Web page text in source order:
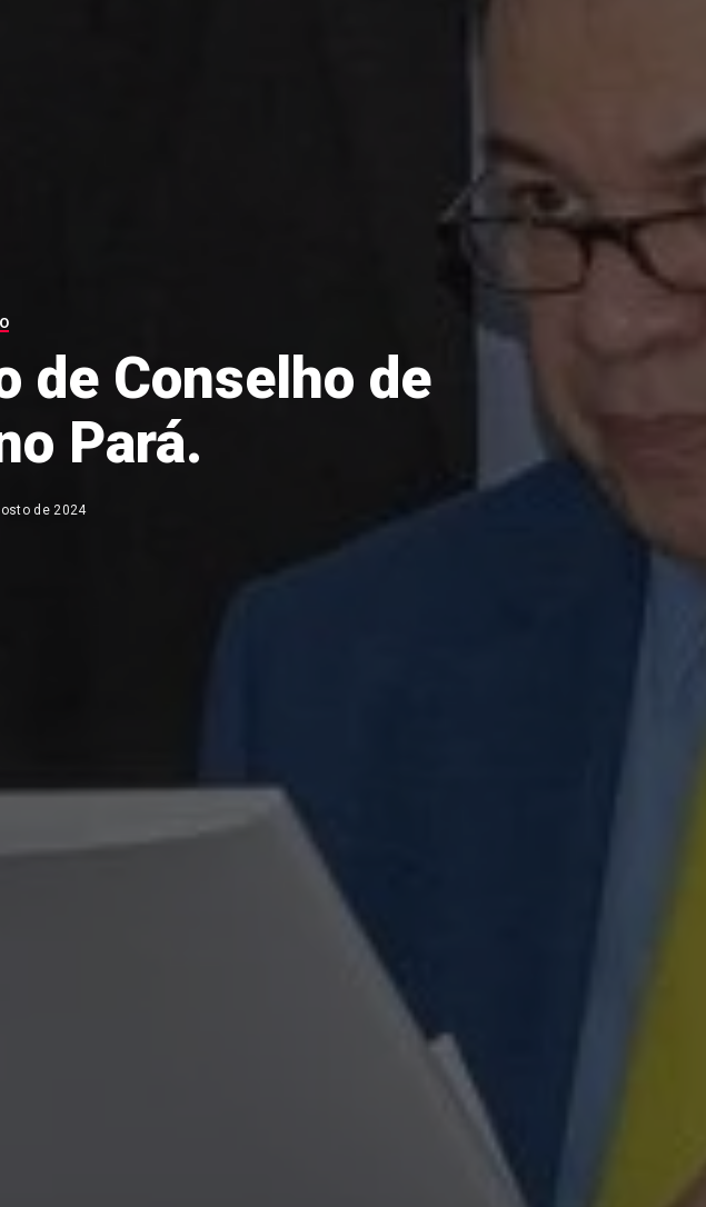
de Conselho de
Pará.
de 2024